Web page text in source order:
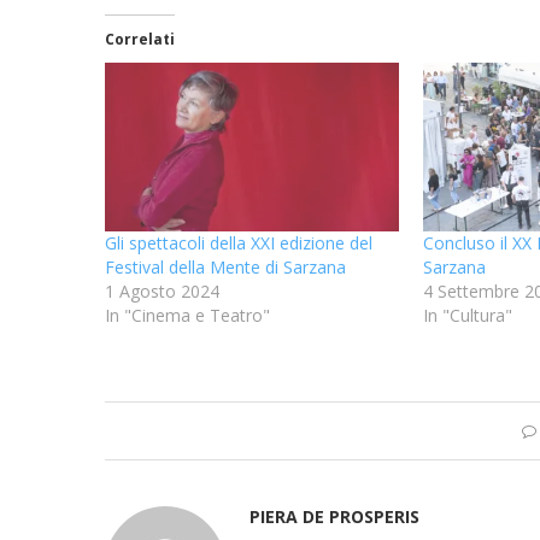
Correlati
Gli spettacoli della XXI edizione del
Festival della Mente di Sarzana
1 Agosto 2024
In "Cinema e Teatro"
Concluso il
Sarzana
4 Settembre
In "Cultura"
PIERA DE PROSPERIS